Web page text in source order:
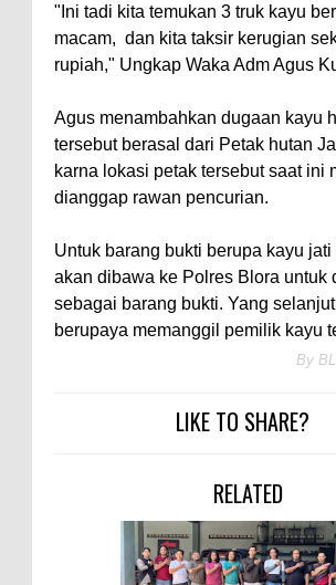
"Ini tadi kita temukan 3 truk kayu
macam, dan kita taksir kerugian
rupiah," Ungkap Waka Adm Agus
Agus menambahkan dugaan kayu
tersebut berasal dari Petak hutan
karna lokasi petak tersebut saat ini
dianggap rawan pencurian.
Untuk barang bukti berupa kayu jati
akan dibawa ke Polres Blora untuk
sebagai barang bukti. Yang
berupaya memanggil pemilik kayu
By
LIKE TO SHARE?
RELATED